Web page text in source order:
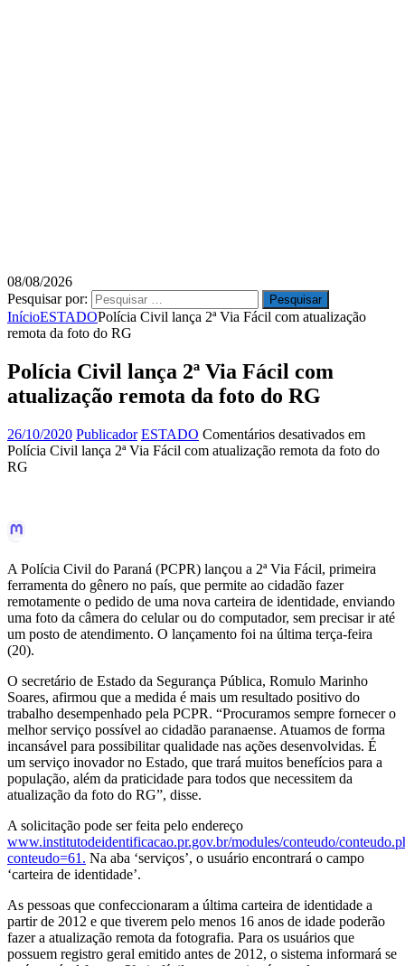
08/08/2026
Pesquisar por:
InícioESTADOPolícia Civil lança 2ª Via Fácil com atualização
remota da foto do RG
Polícia Civil lança 2ª Via Fácil com
atualização remota da foto do RG
26/10/2020 Publicador ESTADO Comentários desativados em
Polícia Civil lança 2ª Via Fácil com atualização remota da foto do
RG
A Polícia Civil do Paraná (PCPR) lançou a 2ª Via Fácil, primeira
ferramenta do gênero no país, que permite ao cidadão fazer
remotamente o pedido de uma nova carteira de identidade, enviando
uma foto da câmera do celular ou do computador, sem precisar ir até
um posto de atendimento. O lançamento foi na última terça-feira
(20).
O secretário de Estado da Segurança Pública, Romulo Marinho
Soares, afirmou que a medida é mais um resultado positivo do
trabalho desempenhado pela PCPR. “Procuramos sempre fornecer o
melhor serviço possível ao cidadão paranaense. Atuamos de forma
incansável para possibilitar qualidade nas ações desenvolvidas. É
um serviço inovador no Estado, que trará muitos benefícios para a
população, além da praticidade para todos que necessitem da
atualização da foto do RG”, disse.
A solicitação pode ser feita pelo endereço
www.institutodeidentificacao.pr.gov.br/modules/conteudo/
conteudo=61. Na aba ‘serviços’, o usuário encontrará o campo
‘carteira de identidade’.
As pessoas que confeccionaram a última carteira de identidade a
partir de 2012 e que tiverem pelo menos 16 anos de idade poderão
fazer a atualização remota da fotografia. Para os usuários que
possuem registro geral emitido antes de 2012, o sistema informará se